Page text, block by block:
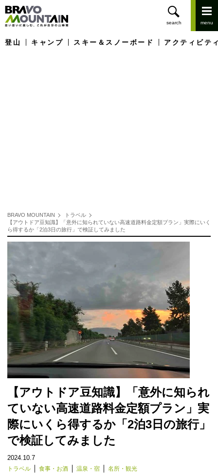
登山 キャンプ スキー＆スノーボード アクティビテ
BRAVO MOUNTAIN
トラベル
【アウトドア豆知識】「意外に知られていない高速道路料金定額プラン」実際にいく
ら得するか「2泊3日の旅行」で検証してみました
【アウトドア豆知識】「意外に知られ
ていない高速道路料金定額プラン」実
際にいくら得するか「2泊3日の旅行」
で検証してみました
2024.10.7
トラベル 食事・お酒 温泉・宿 名所・観光